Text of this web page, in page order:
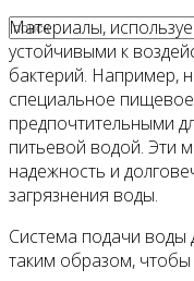
Материалы,
устойчивыми к
бактерий. Например,
специальное
предпочтительными
питьевой водой. Эти
надежность и
загрязнения воды.
Система подачи воды
таким образом,